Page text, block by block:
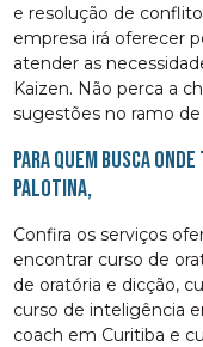
e resolução de
empresa irá oferecer
atender as
Kaizen. Não perca a
sugestões no ramo
Para quem busca
Palotina,
Confira os serviços
encontrar curso de
de oratória e dicção,
curso de inteligência
coach em Curitiba e